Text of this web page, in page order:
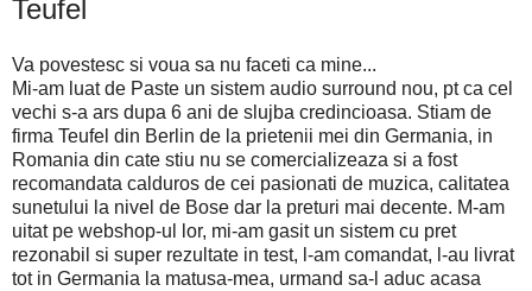
Teufel
Va povestesc si voua sa nu faceti ca mine...
Mi-am luat de Paste un sistem audio surround nou, pt ca cel
vechi s-a ars dupa 6 ani de slujba credincioasa. Stiam de
firma Teufel din Berlin de la prietenii mei din Germania, in
Romania din cate stiu nu se comercializeaza si a fost
recomandata calduros de cei pasionati de muzica, calitatea
sunetului la nivel de Bose dar la preturi mai decente. M-am
uitat pe webshop-ul lor, mi-am gasit un sistem cu pret
rezonabil si super rezultate in test, l-am comandat, l-au livrat
tot in Germania la matusa-mea, urmand sa-l aduc acasa